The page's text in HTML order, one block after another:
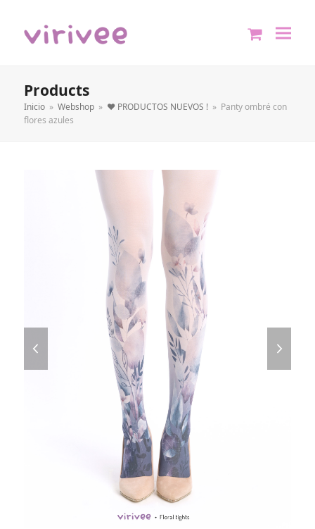
Products
Inicio » Webshop » ❤️ PRODUCTOS NUEVOS ! » Panty ombré con
flores azules
slide
slide